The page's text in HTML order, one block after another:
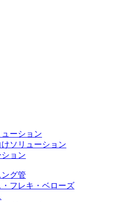
ーション
ソリューション
ョン
グ管
フレキ・ベローズ